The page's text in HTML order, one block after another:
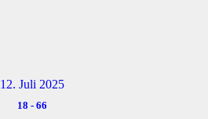
12. Juli 2025
18 - 66